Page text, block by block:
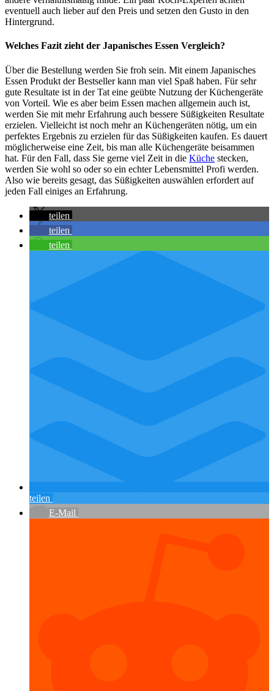
eventuell auch lieber auf den Preis und setzen den Gusto in den
Hintergrund.
Welches Fazit zieht der Japanisches Essen Vergleich?
Über die Bestellung werden Sie froh sein. Mit einem Japanisches
Essen Produkt der Bestseller kann man viel Spaß haben. Für sehr
gute Resultate ist in der Tat eine geübte Nutzung der Küchengeräte
von Vorteil. Wie es aber beim Essen machen allgemein auch ist,
werden Sie mit mehr Erfahrung auch bessere Süßigkeiten Resultate
erzielen. Vielleicht ist noch mehr an Küchengeräten nötig, um ein
perfektes Ergebnis zu erzielen für das Süßigkeiten kaufen. Es dauert
möglicherweise eine Zeit, bis man alle Küchengeräte beisammen
hat. Für den Fall, dass Sie gerne viel Zeit in die Küche stecken,
werden Sie wohl so oder so ein echter Lebensmittel Profi werden.
Also wie bereits gesagt, das Süßigkeiten auswählen erfordert auf
jeden Fall einiges an Erfahrung.
teilen
teilen
teilen
teilen
E-Mail